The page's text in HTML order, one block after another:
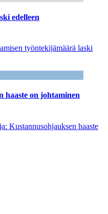
edelleen
työntekijämäärä laski
haaste on johtaminen
Kustannusohjauksen haaste